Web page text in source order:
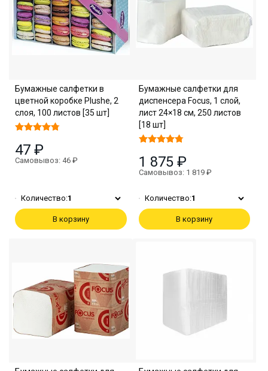
Бумажные салфетки в
цветной коробке Plushe, 2
слоя, 100 листов [35 шт]
47 ₽
Самовывоз: 46 ₽
Количество:1
В корзину
Бумажные салфетки для
диспенсера Focus, 1 слой,
лист 24×18 см, 250 листов
[18 шт]
1 875 ₽
Самовывоз: 1 819 ₽
Количество:1
В корзину